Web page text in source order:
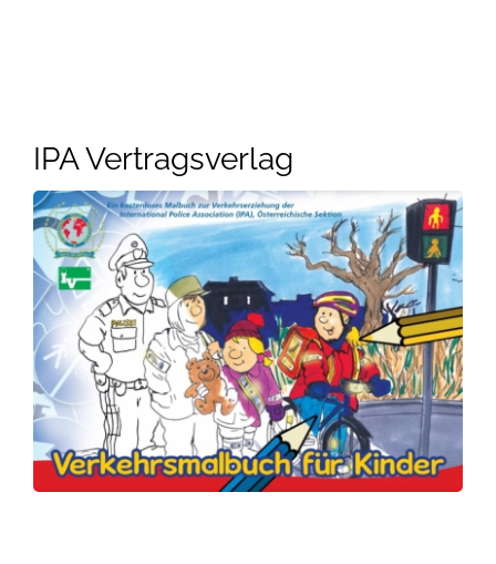
IPA Vertragsverlag